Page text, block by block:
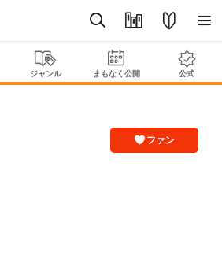
ジャンル まもなく公開 公式
ファン